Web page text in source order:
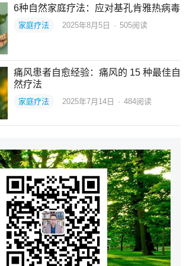
6种自然家庭疗法：应对基孔肯雅热病毒
家庭疗法 2025年8月5日 · 505阅读
痛风患者自愈经验：痛风的 15 种最佳自
然疗法
家庭疗法 2025年7月14日 · 484阅读